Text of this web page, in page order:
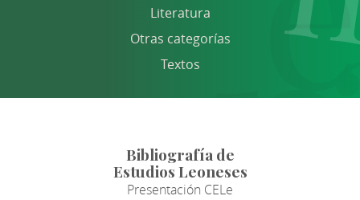
Literatura
Otras categorías
Textos
Bibliografía de
Estudios Leoneses
Presentación CELe